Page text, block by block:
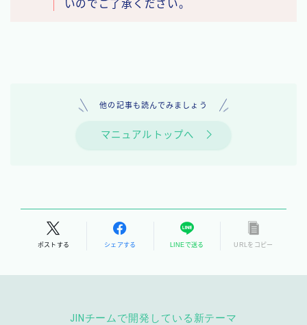
いのでご了承ください。
他の記事も読んでみましょう
マニュアルトップへ
ポストする シェアする LINEで送る URLをコピー
JINチームで開発している新テーマ